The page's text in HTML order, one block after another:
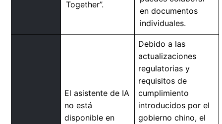
Together”.
en documentos
individuales.
El asistente de IA
no está
disponible en
Debido a las
actualizaciones
regulatorias y
requisitos de
cumplimiento
introducidos por el
gobierno chino, el